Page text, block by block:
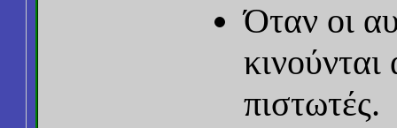
Όταν οι
πιστωτές.